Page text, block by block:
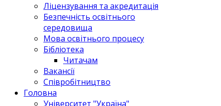
Ліцензування та акредитація
Безпечність освітнього
середовища
Мова освітнього процесу
Бібліотека
Читачам
Вакансії
Співробітництво
Головна
Університет "Україна"